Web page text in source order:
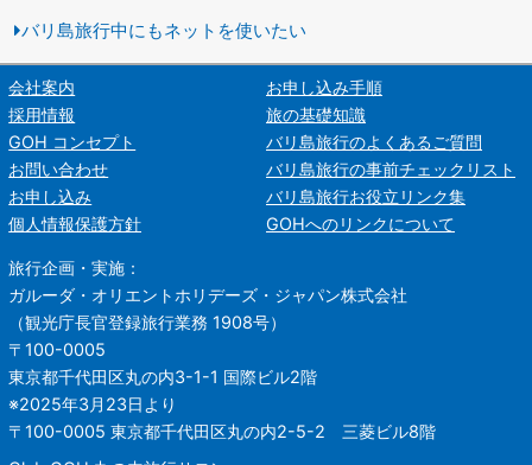
バリ島旅行中にもネットを使いたい
会社案内
採用情報
GOH コンセプト
お問い合わせ
お申し込み
個人情報保護方針
お申し込み手順
旅の基礎知識
バリ島旅行のよくあるご質問
バリ島旅行の事前チェックリスト
バリ島旅行お役立リンク集
GOHへのリンクについて
旅行企画・実施：
ガルーダ・オリエントホリデーズ・ジャパン株式会社
（観光庁長官登録旅行業務 1908号）
〒100-0005
東京都千代田区丸の内3-1-1 国際ビル2階
※2025年3月23日より
〒100-0005 東京都千代田区丸の内2-5-2 三菱ビル8階